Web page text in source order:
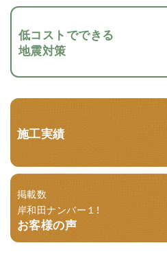
低コストでできる
地震対策
施工実績
掲載数
岸和田ナンバー１！
お客様の声